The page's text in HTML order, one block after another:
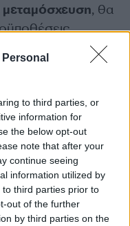
to third parties, or
information for
the below opt-out
note that after your
continue seeing
information utilized by
third parties prior to
out of the further
by third parties on the
μεταμόσχευση, θα
σοβαρές
και αναπνευστικό
5 έτη κλπ.).
αποτελεί
ήπατος εφ’ όσον
κριτηρίων
πρακτικά σημαίνει
βαθμό που να